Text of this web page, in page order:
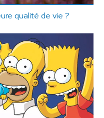
qualité de vie ?